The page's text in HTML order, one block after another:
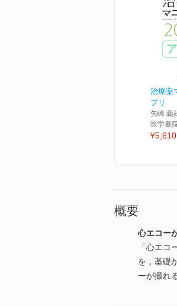
治療薬
プリ
矢崎 義
医学書
¥5,610
概要
心エコー
「心エ
を，基礎
ーが撮れ